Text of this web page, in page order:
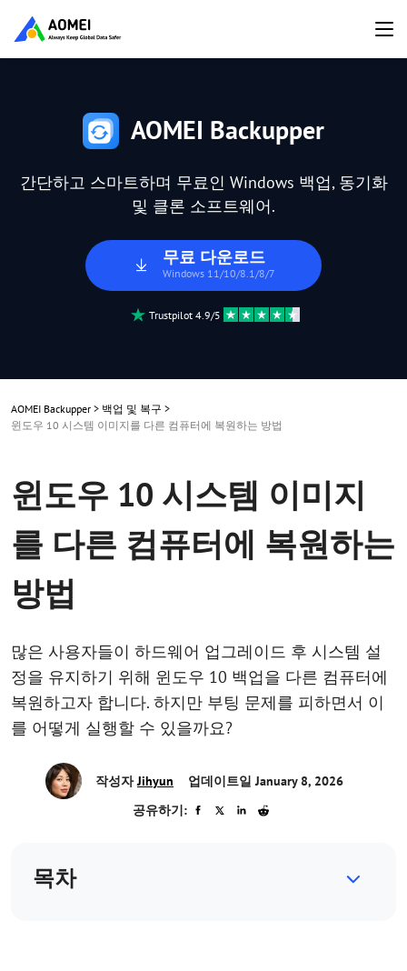
AOMEI Backupper
간단하고 스마트하며 무료인 Windows 백업, 동기화
및 클론 소프트웨어.
무료 다운로드
Windows 11/10/8.1/8/7
Trustpilot 4.9/5
AOMEI Backupper > 백업 및 복구 >
윈도우 10 시스템 이미지를 다른 컴퓨터에 복원하는 방법
윈도우 10 시스템 이미지
를 다른 컴퓨터에 복원하는
방법
많은 사용자들이 하드웨어 업그레이드 후 시스템 설
정을 유지하기 위해 윈도우 10 백업을 다른 컴퓨터에
복원하고자 합니다. 하지만 부팅 문제를 피하면서 이
를 어떻게 실행할 수 있을까요?
작성자Jihyun
업데이트일 January 8, 2026
공유하기:
목차